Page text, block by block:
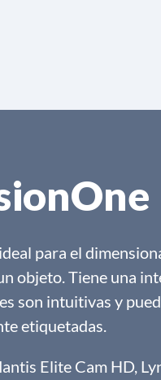
para el
objeto. Tiene una
son intuitivas y
etiquetadas.
Elite Cam HD,